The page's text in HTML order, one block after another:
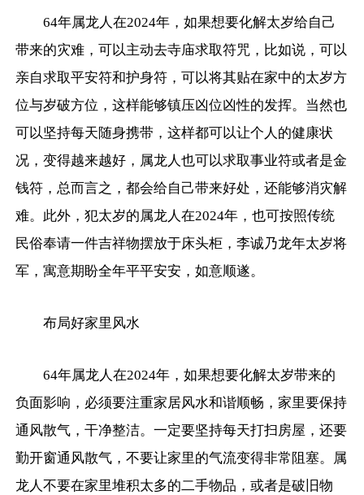
64年属龙人在2024年，如果想要化解太岁给自己
带来的灾难，可以主动去寺庙求取符咒，比如说，可以
亲自求取平安符和护身符，可以将其贴在家中的太岁方
位与岁破方位，这样能够镇压凶位凶性的发挥。当然也
可以坚持每天随身携带，这样都可以让个人的健康状
况，变得越来越好，属龙人也可以求取事业符或者是金
钱符，总而言之，都会给自己带来好处，还能够消灾解
难。此外，犯太岁的属龙人在2024年，也可按照传统
民俗奉请一件吉祥物摆放于床头柜，李诚乃龙年太岁将
军，寓意期盼全年平平安安，如意顺遂。
布局好家里风水
64年属龙人在2024年，如果想要化解太岁带来的
负面影响，必须要注重家居风水和谐顺畅，家里要保持
通风散气，干净整洁。一定要坚持每天打扫房屋，还要
勤开窗通风散气，不要让家里的气流变得非常阻塞。属
龙人不要在家里堆积太多的二手物品，或者是破旧物